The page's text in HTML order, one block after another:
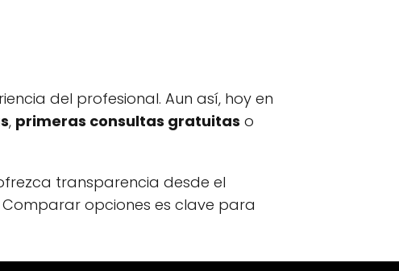
del profesional. Aun así, hoy en
, primeras consultas gratuitas o
transparencia desde el
opciones es clave para